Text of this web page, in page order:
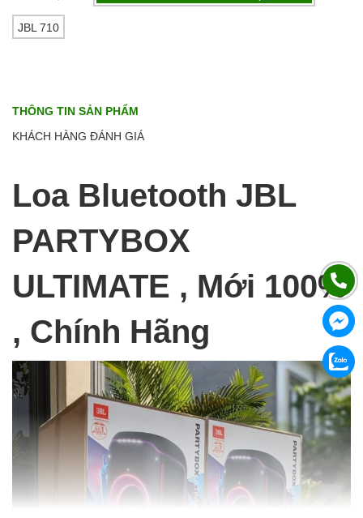
JBL 710
THÔNG TIN SẢN PHẨM
KHÁCH HÀNG ĐÁNH GIÁ
Loa Bluetooth JBL
PARTYBOX
ULTIMATE , Mới 100%
, Chính Hãng